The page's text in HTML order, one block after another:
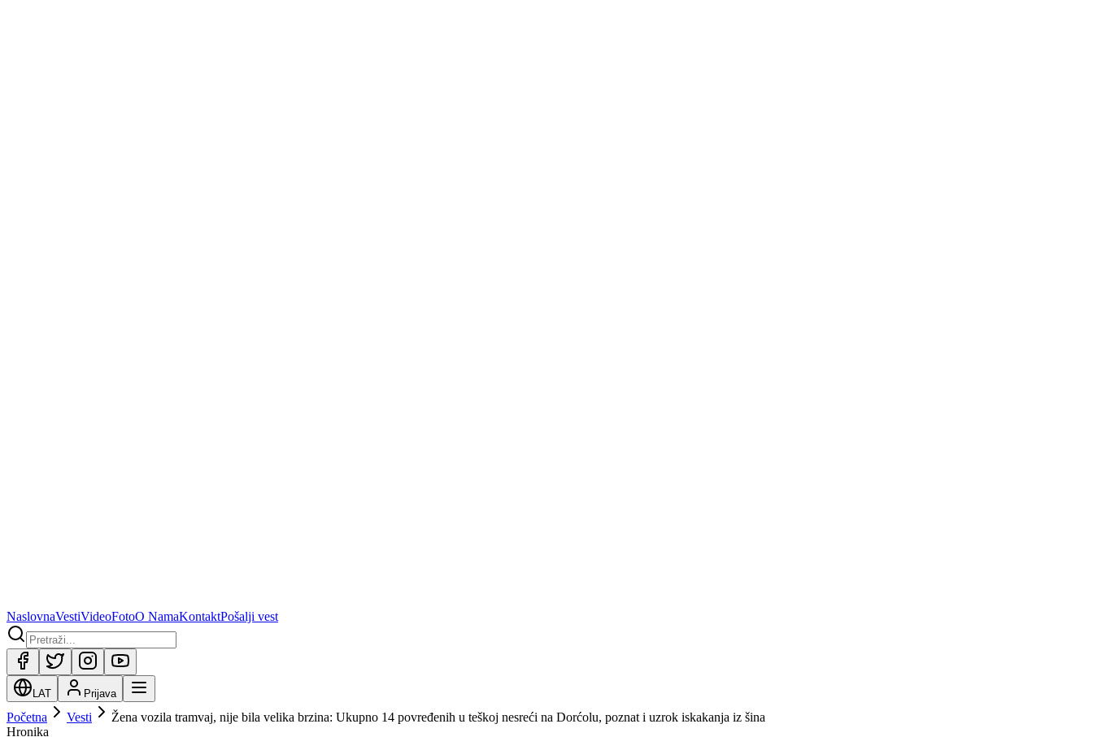
NaslovnaVestiVideoFotoO NamaKontaktPošalji vest
LAT Prijava
Početna Vesti
Žena vozila tramvaj, nije bila velika brzina: Ukupno 14 povređenih u teškoj nesreći na Dorćolu, poznat i uzrok iskakanja iz šina
Hronika